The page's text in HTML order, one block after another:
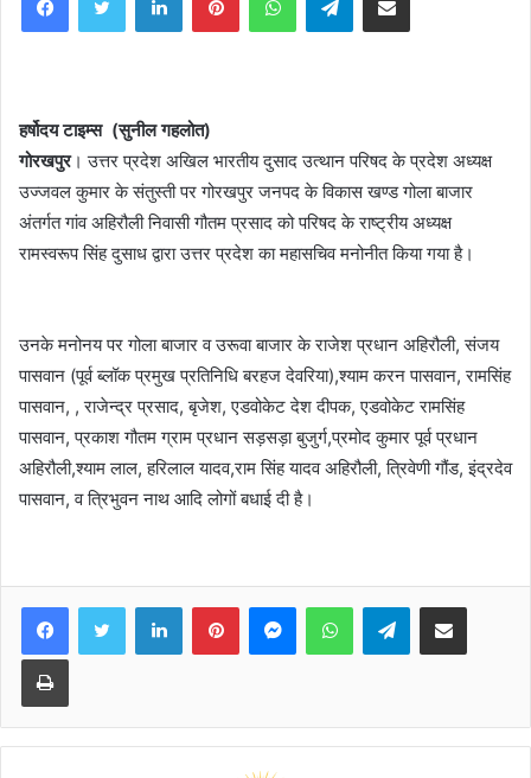
हर्षोदय टाइम्स (सुनील गहलोत)
गोरखपुर। उत्तर प्रदेश अखिल भारतीय दुसाद उत्थान परिषद के प्रदेश अध्यक्ष
उज्जवल कुमार के संतुस्ती पर गोरखपुर जनपद के विकास खण्ड गोला बाजार
अंतर्गत गांव अहिरौली निवासी गौतम प्रसाद को परिषद के राष्ट्रीय अध्यक्ष
रामस्वरूप सिंह दुसाध द्वारा उत्तर प्रदेश का महासचिव मनोनीत किया गया है।
उनके मनोनय पर गोला बाजार व उरूवा बाजार के राजेश प्रधान अहिरौली, संजय
पासवान (पूर्व ब्लॉक प्रमुख प्रतिनिधि बरहज देवरिया),श्याम करन पासवान, रामसिंह
पासवान, , राजेन्द्र प्रसाद, बृजेश, एडवोकेट देश दीपक, एडवोकेट रामसिंह
पासवान, प्रकाश गौतम ग्राम प्रधान सड़सड़ा बुजुर्ग,प्रमोद कुमार पूर्व प्रधान
अहिरौली,श्याम लाल, हरिलाल यादव,राम सिंह यादव अहिरौली, त्रिवेणी गौंड, इंद्रदेव
पासवान, व त्रिभुवन नाथ आदि लोगों बधाई दी है।
FacebookTwitter LinkedInPinterestMessengerWhatsAppTelegramShare via Email
Print